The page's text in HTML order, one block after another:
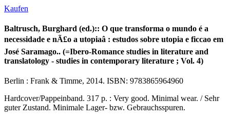
Kaufen
Baltrusch, Burghard (ed.):: O que transforma o mundo é a
necessidade e nÃ£o a utopiaâ : estudos sobre utopia e ficcao em
José Saramago.. (=Ibero-Romance studies in literature and
translatology - studies in contemporary literature ; Vol. 4)
Berlin : Frank & Timme, 2014. ISBN: 9783865964960
Hardcover/Pappeinband. 317 p. : Very good. Minimal wear. / Sehr
guter Zustand. Minimale Lager- bzw. Gebrauchsspuren.